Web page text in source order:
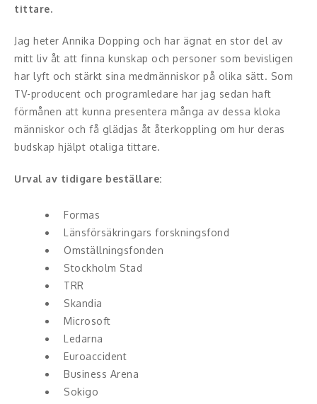
Konst
Middagsunderhållning
Musiker
Something a Little Different
Underhållning
Affärsnytta
Kända personer
Företagsledare
Författare
Idrottare och äventyrare
tittare.
Jag heter Annika Dopping och har ägnat en stor del av
mitt liv åt att finna kunskap och personer som bevisligen
har lyft och stärkt sina medmänniskor på olika sätt. Som
TV-producent och programledare har jag sedan haft
förmånen att kunna presentera många av dessa kloka
människor och få glädjas åt återkoppling om hur deras
budskap hjälpt otaliga tittare.
Urval av tidigare beställare:
Formas
Länsförsäkringars forskningsfond
Omställningsfonden
Stockholm Stad
TRR
Skandia
Microsoft
Ledarna
Euroaccident
Business Arena
Sokigo